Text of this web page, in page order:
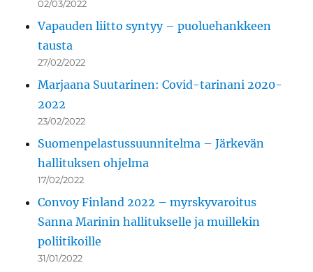
02/03/2022
Vapauden liitto syntyy – puoluehankkeen
tausta
27/02/2022
Marjaana Suutarinen: Covid-tarinani 2020-
2022
23/02/2022
Suomenpelastussuunnitelma – Järkevän
hallituksen ohjelma
17/02/2022
Convoy Finland 2022 – myrskyvaroitus
Sanna Marinin hallitukselle ja muillekin
poliitikoille
31/01/2022